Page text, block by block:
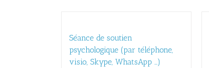
Séance de soutien
psychologique (par téléphone,
visio, Skype, WhatsApp …)